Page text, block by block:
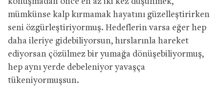
mümkünse kalp kırmamak hayatını güzelleştirirken
seni özgürleştiriyormuş. Hedeflerin varsa eğer hep
daha ileriye gidebiliyorsun, hırslarınla hareket
ediyorsan çözülmez bir yumağa dönüşebiliyormuş,
hep aynı yerde debeleniyor yavaşça
tükeniyormuşsun.